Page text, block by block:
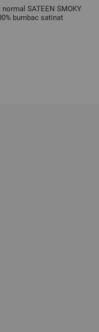
SATEEN SMOKY
bumbac satinat